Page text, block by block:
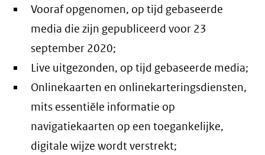
Vooraf opgenomen, op tijd gebaseerde
media die zijn gepubliceerd voor 23
september 2020;
Live uitgezonden, op tijd gebaseerde media;
Onlinekaarten en onlinekarteringsdiensten,
mits essentiële informatie op
navigatiekaarten op een toegankelijke,
digitale wijze wordt verstrekt;